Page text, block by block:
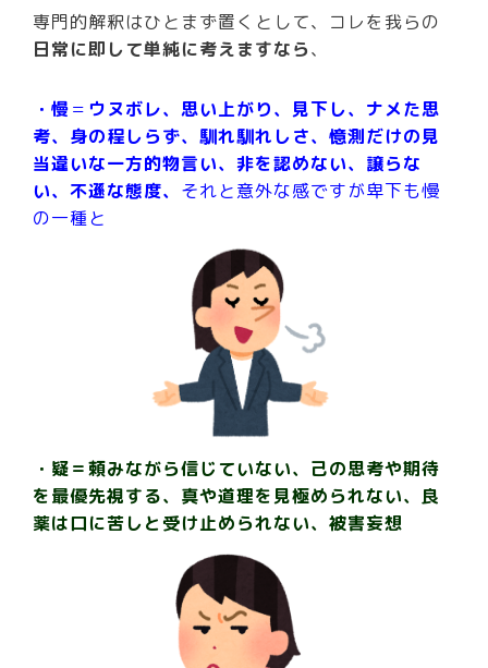
専門的解釈はひとまず置くとして、コレを我らの
日常に即して単純に考えますなら、
・慢＝ ウヌボレ、思い上がり、見下し、ナメた思
考、身の程しらず、馴れ馴れしさ、憶測だけの見
当違いな一方的物言い、非を認めない、譲らな
い、不遜な態度、 それと意外な感ですが卑下も慢
の一種と
・疑＝頼みながら信じていない、己の思考や期待
を最優先視する、真や道理を見極められない、良
薬は口に苦しと受け止められない、被害妄想